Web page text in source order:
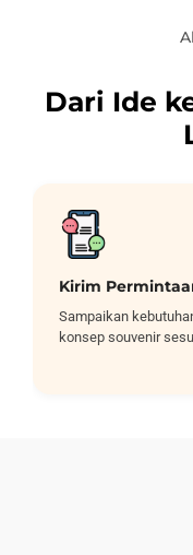
Dari Ide
Kirim
Sampaikan
konsep souvenir